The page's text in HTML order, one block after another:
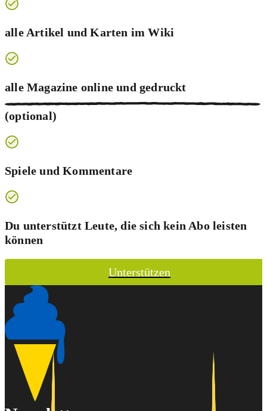
alle Artikel und Karten im Wiki
alle Magazine online und gedruckt
(optional)
Spiele und Kommentare
Du unterstützt Leute, die sich kein Abo leisten
können
Unterstützen